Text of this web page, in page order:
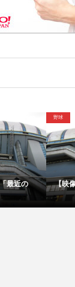
の承認を必要と...